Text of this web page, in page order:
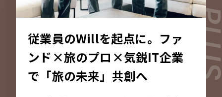
従業員のWillを起点に。ファ
ンド×旅のプロ×気鋭IT企業
で「旅の未来」共創へ